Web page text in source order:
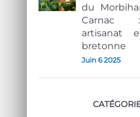
du
Carnac
artisanat
bretonne
Juin 6 2025